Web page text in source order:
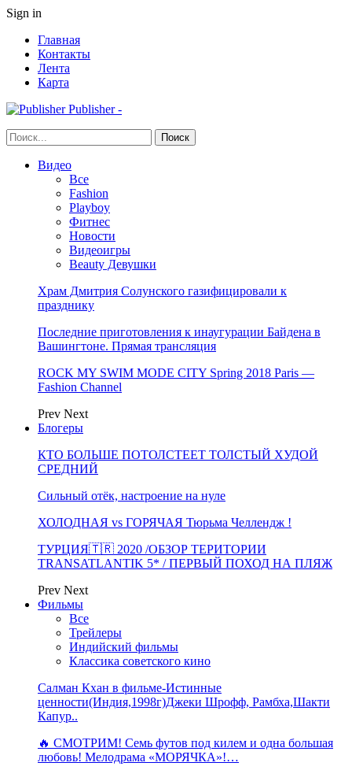
Sign in
Главная
Контакты
Лента
Карта
Publisher -
Видео
Все
Fashion
Playboy
Фитнес
Новости
Видеоигры
Beauty Девушки
Храм Дмитрия Солунского газифицировали к
празднику
Последние приготовления к инаугурации Байдена в
Вашингтоне. Прямая трансляция
ROCK MY SWIM MODE CITY Spring 2018 Paris —
Fashion Channel
Prev Next
Блогеры
КТО БОЛЬШЕ ПОТОЛСТЕЕТ ТОЛСТЫЙ ХУДОЙ
СРЕДНИЙ
Сильный отёк, настроение на нуле
ХОЛОДНАЯ vs ГОРЯЧАЯ Тюрьма Челлендж !
ТУРЦИЯ🇹🇷 2020 /ОБЗОР ТЕРИТОРИИ
TRANSATLANTIK 5* / ПЕРВЫЙ ПОХОД НА ПЛЯЖ
Prev Next
Фильмы
Все
Трейлеры
Индийский фильмы
Классика советского кино
Салман Кхан в фильме-Истинные
ценности(Индия,1998г)Джеки Шрофф, Рамбха,Шакти
Капур..
🔥 СМОТРИМ! Семь футов под килем и одна большая
любовь! Мелодрама «МОРЯЧКА»!…